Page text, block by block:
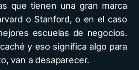
que tienen una gran marca
o Stanford, o en el caso
escuelas de negocios.
y eso significa algo para
van a desaparecer.